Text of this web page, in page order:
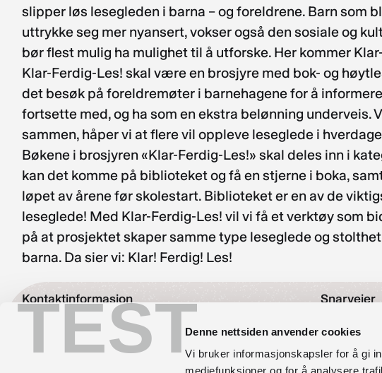
TESTDenne nettsiden anvender cookies
Vi bruker informasjonskapsler for å gi
slipper løs lesegleden i barna – og foreldrene. Barn som
uttrykke seg mer nyansert, vokser også den sosiale og
bør flest mulig ha mulighet til å utforske. Her kommer
Klar-Ferdig-Les! skal være en brosjyre med bok- og
det besøk på foreldremøter i barnehagene for å
fortsette med, og ha som en ekstra belønning underveis.
sammen, håper vi at flere vil oppleve leseglede i
Bøkene i brosjyren «Klar-Ferdig-Les!» skal deles inn i
kan det komme på biblioteket og få en stjerne i boka,
løpet av årene før skolestart. Biblioteket er en av de
leseglede! Med Klar-Ferdig-Les! vil vi få et verktøy som
på at prosjektet skaper samme type leseglede og
barna. Da sier vi: Klar! Ferdig! Les!
Kontaktinformasjon
bibliotekutvikling@nb.no
Snarveier
Nyheter
Om oss